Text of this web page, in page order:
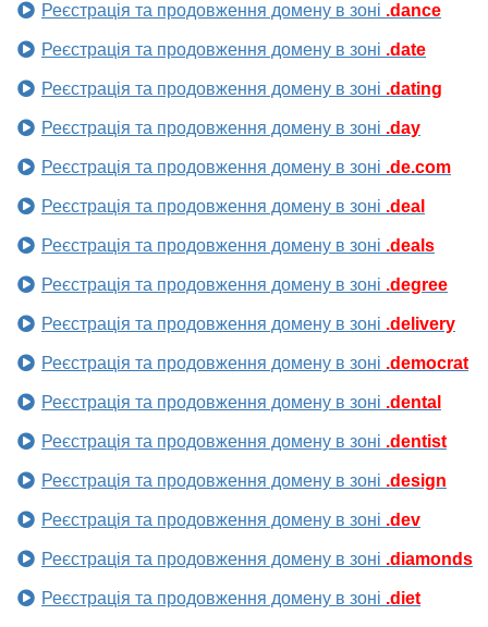
Реєстрація та продовження домену в зоні .dance
Реєстрація та продовження домену в зоні .date
Реєстрація та продовження домену в зоні .dating
Реєстрація та продовження домену в зоні .day
Реєстрація та продовження домену в зоні .de.com
Реєстрація та продовження домену в зоні .deal
Реєстрація та продовження домену в зоні .deals
Реєстрація та продовження домену в зоні .degree
Реєстрація та продовження домену в зоні .delivery
Реєстрація та продовження домену в зоні .democrat
Реєстрація та продовження домену в зоні .dental
Реєстрація та продовження домену в зоні .dentist
Реєстрація та продовження домену в зоні .design
Реєстрація та продовження домену в зоні .dev
Реєстрація та продовження домену в зоні .diamonds
Реєстрація та продовження домену в зоні .diet